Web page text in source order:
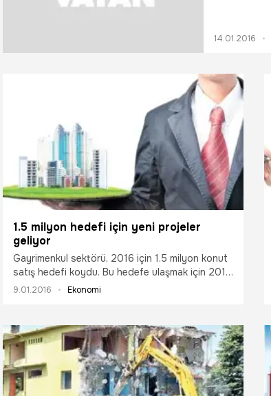
14.01.2016
1.5 milyon hedefi için yeni projeler
geliyor
Gayrimenkul sektörü, 2016 için 1.5 milyon konut
satış hedefi koydu. Bu hedefe ulaşmak için 2015
yılında bekleyen projeler bu yıl hızla devreye
9.01.2016 Ekonomi